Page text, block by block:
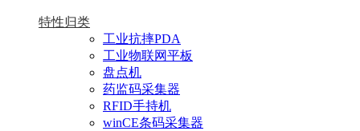
特性归类
工业抗摔PDA
工业物联网平板
盘点机
药监码采集器
RFID手持机
winCE条码采集器